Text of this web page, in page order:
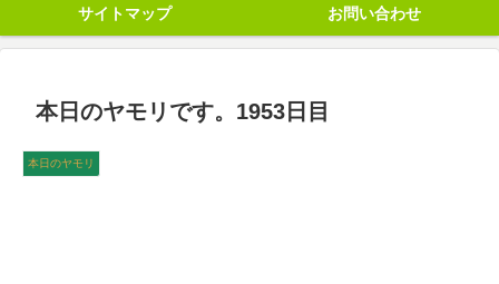
サイトマップ お問い合わせ
本日のヤモリです。1953日目
本日のヤモリ